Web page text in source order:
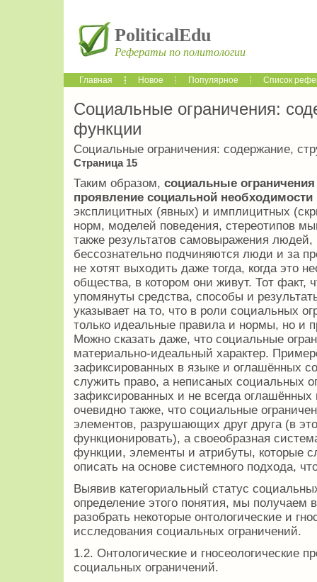
PoliticalEdu
Рефераты по политологии
Главная Новое Популярное Список
Социальные ограничения:
функции
Социальные ограничения: содержание,
Страница 15
Таким образом, социальные ограничения
проявление социальной необходимости
эксплицитных (явных) и имплицитных
норм, моделей поведения, стереотипов
также результатов самовыражения
бессознательно подчиняются люди и за
не хотят выходить даже тогда, когда это
общества, в котором они живут. Тот факт,
упомянуты средства, способы и
указывает на то, что в роли социальных
только идеальные правила и нормы, но и
Можно сказать даже, что социальные
материально-идеальный характер.
зафиксированных в языке и оглашённых
служить право, а неписаных социальных
зафиксированных и не всегда
очевидно также, что социальные
элементов, разрушающих друг друга (в
функционировать), а своеобразная
функции, элементы и атрибуты, которые
описать на основе системного подхода,
Выявив категориальный статус
определение этого понятия, мы получаем
разобрать некоторые онтологические и
исследования социальных ограничений.
1.2. Онтологические и гносеологические
социальных ограничений.